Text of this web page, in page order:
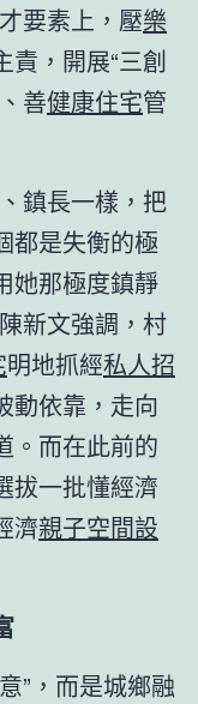
要素上，壓樂
責，開展“三創
善健康住宅管
鎮長一樣，把
都是失衡的極
她那極度鎮靜
新文強調，村
明地抓經私人招
動依靠，走向
。而在此前的
拔一批懂經濟
濟親子空間設
”，而是城鄉融